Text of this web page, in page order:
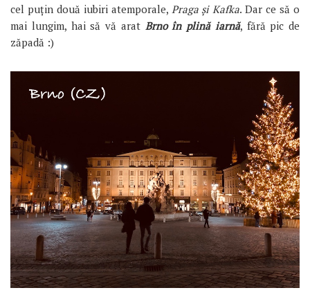
cel puțin două iubiri atemporale, Praga și Kafka. Dar ce să o
mai lungim, hai să vă arat Brno în plină iarnă, fără pic de
zăpadă :)